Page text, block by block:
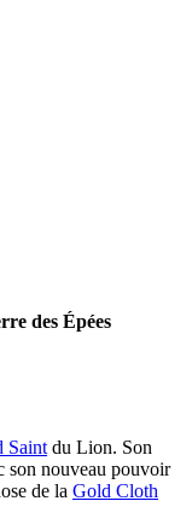
des Épées
Saint du Lion. Son
son nouveau pouvoir
de la Gold Cloth